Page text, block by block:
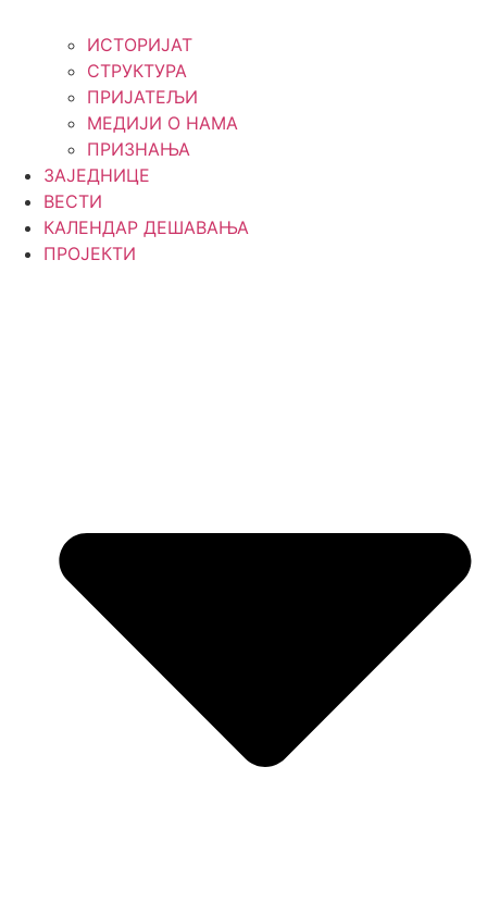
ИСТОРИЈАТ
СТРУКТУРА
ПРИЈАТЕЉИ
МЕДИЈИ О НАМА
ПРИЗНАЊА
ЗАЈЕДНИЦЕ
ВЕСТИ
КАЛЕНДАР ДЕШАВАЊА
ПРОЈЕКТИ